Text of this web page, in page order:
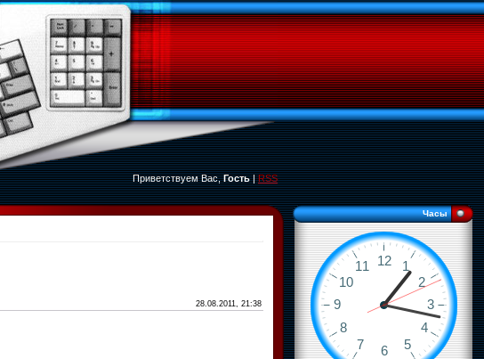
Приветствуем Вас, Гость|RSS
28.08.2011, 21:38
Часы